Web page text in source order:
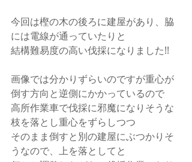
今回は樫の木の後ろに建屋があり、脇
には電線が通っていたりと
結構難易度の高い伐採になりました!!
画像では分かりずらいのですが重心が
倒す方向と逆側にかかっているので
高所作業車で伐採に邪魔になりそうな
枝を落とし重心をずらしつつ
そのまま倒すと別の建屋にぶつかりそ
うなので、上を落としてと